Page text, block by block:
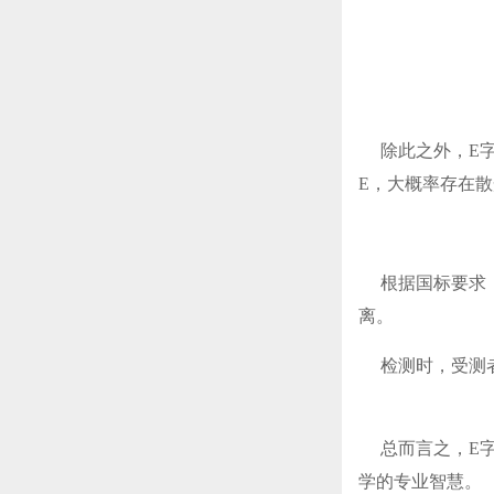
除此之外，E字
E，大概率存在
根据国标要求
离。
检测时，受测
总而言之，E字
学的专业智慧。